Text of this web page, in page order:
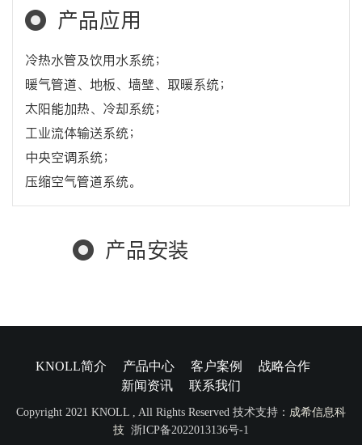
产品应用
冷热水管及饮用水系统；
暖气管道、地板、墙壁、取暖系统；
太阳能加热、冷却系统；
工业流体输送系统；
中央空调系统；
压缩空气管道系统。
产品安装
KNOLL简介 产品中心 客户案例
战略合作
新闻资讯
联系我们
Copyright 2021 KNOLL , All Rights Reserved 技术支持： 成希信息科
技 浙ICP备2022013136号-1